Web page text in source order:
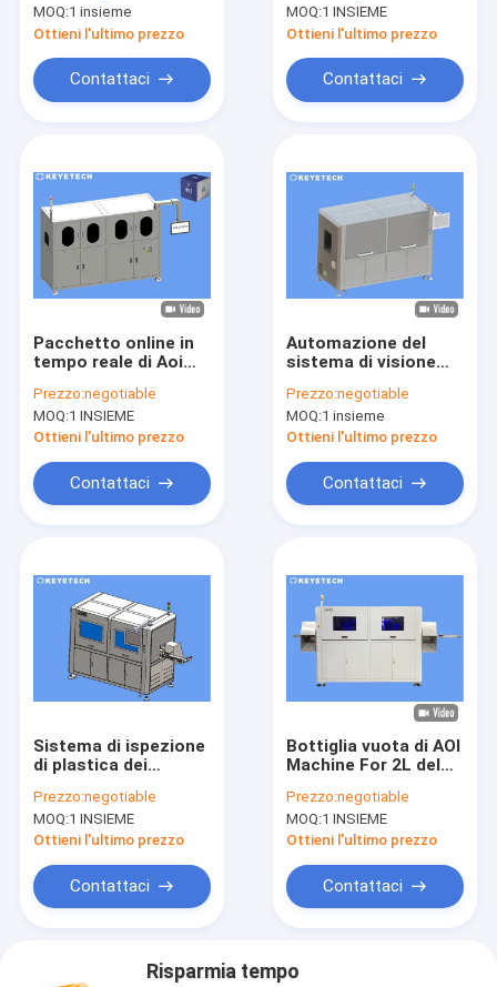
guarnizione del
tappo di bottiglia
MOQ:1 insieme
Ottieni l'ultimo prezzo
Contattaci
delle bottiglie KVIS-B
MOQ:1 INSIEME
Ottieni l'ultimo prezzo
Contattaci
Pacchetto online in
tempo reale di Aoi
For Box che stampa
rilevazione
Prezzo:negotiable
MOQ:1 INSIEME
Ottieni l'ultimo prezzo
Contattaci
Automazione del
sistema di visione
Prezzo:negotiable
MOQ:1 insieme
Ottieni l'ultimo prezzo
Contattaci
Sistema di ispezione
di plastica dei
con l'alta macchina
fotografica
industriale di Piexl
Prezzo:negotiable
MOQ:1 INSIEME
Ottieni l'ultimo prezzo
Contattaci
Bottiglia vuota di AOI
Machine For 2L del
rilevamento della
superficie & di
perdita
Prezzo:negotiable
MOQ:1 INSIEME
Ottieni l'ultimo prezzo
Contattaci
Risparmia tempo